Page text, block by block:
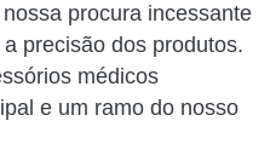
procura incessante
precisão dos produtos.
médicos
e um ramo do nosso